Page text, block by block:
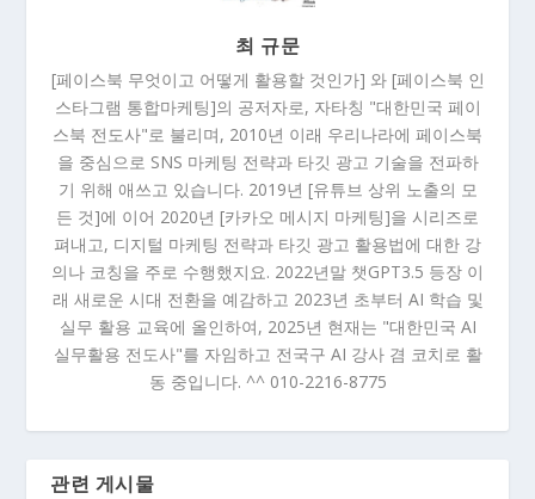
최 규문
[페이스북 무엇이고 어떻게 활용할 것인가] 와 [페이스북 인
스타그램 통합마케팅]의 공저자로, 자타칭 "대한민국 페이
스북 전도사"로 불리며, 2010년 이래 우리나라에 페이스북
을 중심으로 SNS 마케팅 전략과 타깃 광고 기술을 전파하
기 위해 애쓰고 있습니다. 2019년 [유튜브 상위 노출의 모
든 것]에 이어 2020년 [카카오 메시지 마케팅]을 시리즈로
펴내고, 디지털 마케팅 전략과 타깃 광고 활용법에 대한 강
의나 코칭을 주로 수행했지요. 2022년말 챗GPT3.5 등장 이
래 새로운 시대 전환을 예감하고 2023년 초부터 AI 학습 및
실무 활용 교육에 올인하여, 2025년 현재는 "대한민국 AI
실무활용 전도사"를 자임하고 전국구 AI 강사 겸 코치로 활
동 중입니다. ^^ 010-2216-8775
관련 게시물